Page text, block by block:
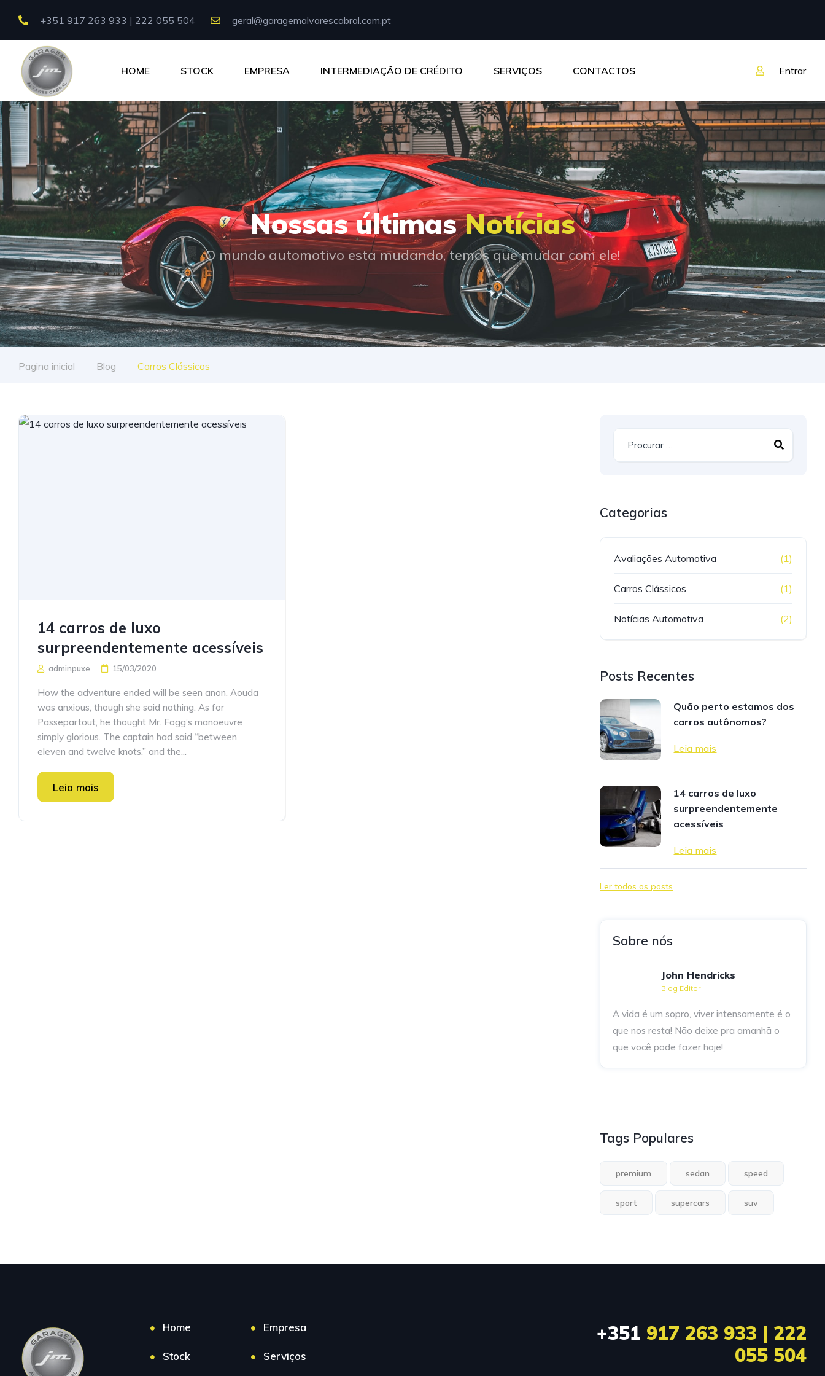
+351 917 263 933 | 222 055 504 geral@garagemalvarescabral.com.pt
HOME STOCK EMPRESA INTERMEDIAÇÃO DE CRÉDITO SERVIÇOS CONTACTOS Entrar
Nossas últimasNotícias
O mundo automotivo esta mudando, temos que mudar com ele!
Pagina inicial Blog Carros Clássicos
14 carros de luxo
surpreendentemente acessíveis
adminpuxe 15/03/2020
How the adventure ended will be seen anon. Aouda
was anxious, though she said nothing. As for
Passepartout, he thought Mr. Fogg’s manoeuvre
simply glorious. The captain had said “between
eleven and twelve knots,” and the...
Leia mais
Categorias
Avaliações Automotiva (1)
Carros Clássicos (1)
Notícias Automotiva (2)
Posts Recentes
Quão perto estamos dos
carros autônomos?
Leia mais
14 carros de luxo
surpreendentemente
acessíveis
Leia mais
Ler todos os posts
Sobre nós
John Hendricks
Blog Editor
A vida é um sopro, viver intensamente é o
que nos resta! Não deixe pra amanhã o
que você pode fazer hoje!
Tags Populares
premium sedan speed
sport supercars suv
Home Empresa
Stock Serviços
+351 917 263 933 | 222
055 504